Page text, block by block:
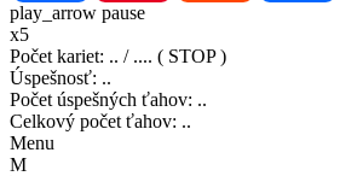
play_arrow pause
x5
Počet kariet: .. / .... ( STOP )
Úspešnosť: ..
Počet úspešných ťahov: ..
Celkový počet ťahov: ..
Menu
M